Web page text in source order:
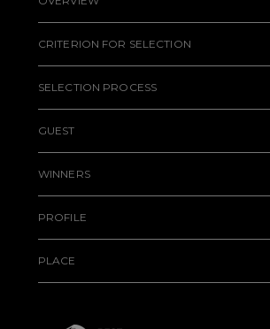
CRITERION FOR SELECTION
SELECTION PROCESS
GUEST
WINNERS
PROFILE
PLACE